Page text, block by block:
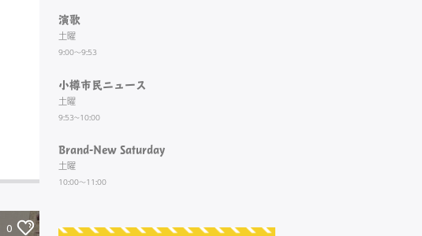
0
演歌
土曜
9:00～9:53
小樽市民ニュース
土曜
9:53~10:00
Brand-New Saturday
土曜
10:00～11:00